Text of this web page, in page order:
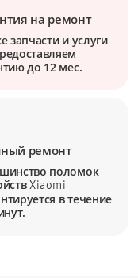
на ремонт
запчасти и услуги
до 12 мес.
ремонт
поломок
Xiaomi
в течение